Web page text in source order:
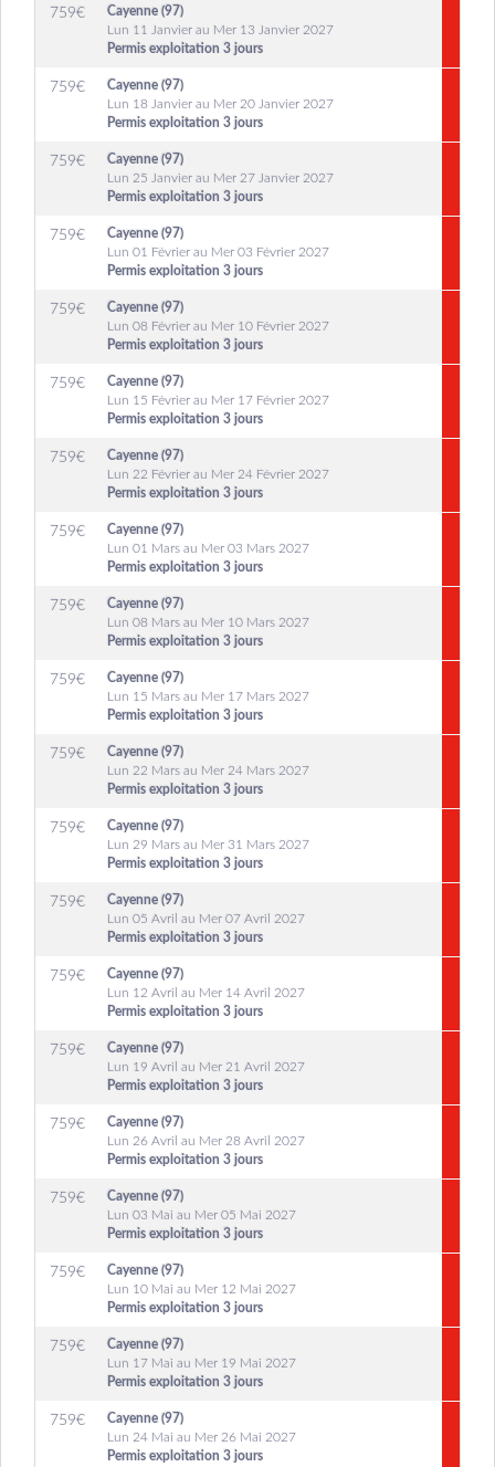
759€
Cayenne (97)
Lun 11 Janvier au Mer 13 Janvier 2027
Permis exploitation 3 jours
759€
Cayenne (97)
Lun 18 Janvier au Mer 20 Janvier 2027
Permis exploitation 3 jours
759€
Cayenne (97)
Lun 25 Janvier au Mer 27 Janvier 2027
Permis exploitation 3 jours
759€
Cayenne (97)
Lun 01 Février au Mer 03 Février 2027
Permis exploitation 3 jours
759€
Cayenne (97)
Lun 08 Février au Mer 10 Février 2027
Permis exploitation 3 jours
759€
Cayenne (97)
Lun 15 Février au Mer 17 Février 2027
Permis exploitation 3 jours
759€
Cayenne (97)
Lun 22 Février au Mer 24 Février 2027
Permis exploitation 3 jours
759€
Cayenne (97)
Lun 01 Mars au Mer 03 Mars 2027
Permis exploitation 3 jours
759€
Cayenne (97)
Lun 08 Mars au Mer 10 Mars 2027
Permis exploitation 3 jours
759€
Cayenne (97)
Lun 15 Mars au Mer 17 Mars 2027
Permis exploitation 3 jours
759€
Cayenne (97)
Lun 22 Mars au Mer 24 Mars 2027
Permis exploitation 3 jours
759€
Cayenne (97)
Lun 29 Mars au Mer 31 Mars 2027
Permis exploitation 3 jours
759€
Cayenne (97)
Lun 05 Avril au Mer 07 Avril 2027
Permis exploitation 3 jours
759€
Cayenne (97)
Lun 12 Avril au Mer 14 Avril 2027
Permis exploitation 3 jours
759€
Cayenne (97)
Lun 19 Avril au Mer 21 Avril 2027
Permis exploitation 3 jours
759€
Cayenne (97)
Lun 26 Avril au Mer 28 Avril 2027
Permis exploitation 3 jours
759€
Cayenne (97)
Lun 03 Mai au Mer 05 Mai 2027
Permis exploitation 3 jours
759€
Cayenne (97)
Lun 10 Mai au Mer 12 Mai 2027
Permis exploitation 3 jours
759€
Cayenne (97)
Lun 17 Mai au Mer 19 Mai 2027
Permis exploitation 3 jours
759€
Cayenne (97)
Lun 24 Mai au Mer 26 Mai 2027
Permis exploitation 3 jours